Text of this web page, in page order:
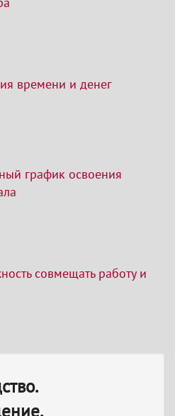
времени и денег
график освоения
совмещать работу и